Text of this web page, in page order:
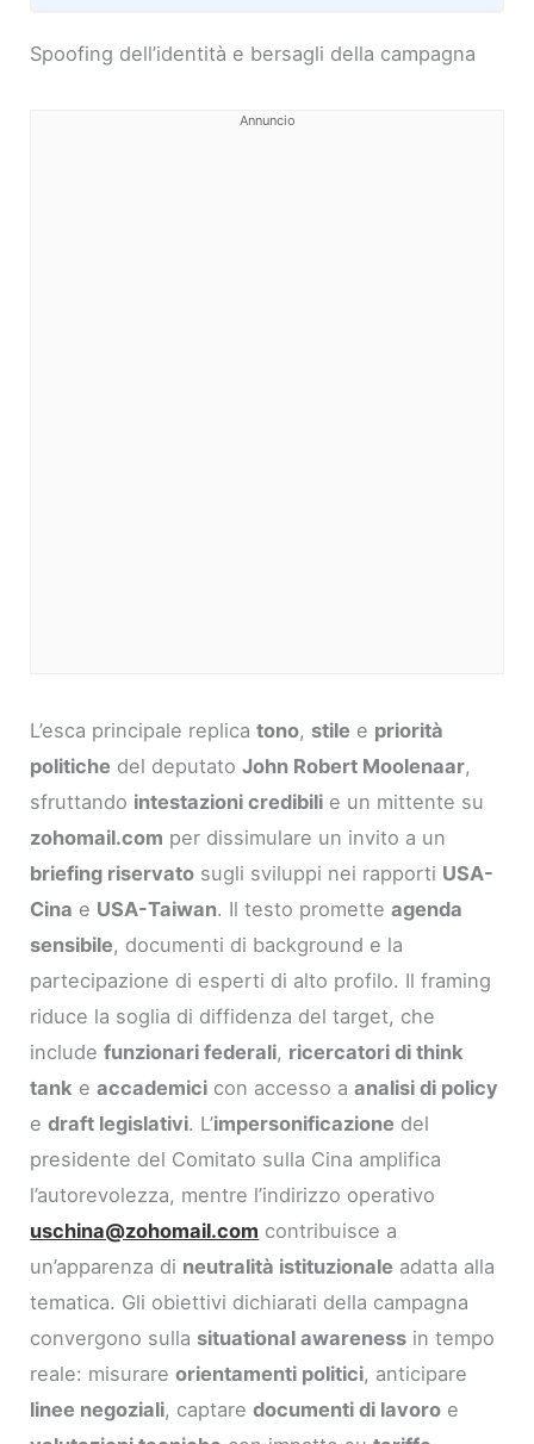
Spoofing dell’identità e bersagli della campagna
Annuncio
L’esca principale replicatono, stile e priorità
politiche del deputatoJohn Robert Moolenaar,
sfruttando intestazioni credibili e un mittente su
zohomail.com per dissimulare un invito a un
briefing riservato sugli sviluppi nei rapporti USA-
Cina e USA-Taiwan. Il testo prometteagenda
sensibile, documenti di background e la
partecipazione di esperti di alto profilo. Il framing
riduce la soglia di diffidenza del target, che
includefunzionari federali, ricercatori di think
tank eaccademici con accesso aanalisi di policy
edraft legislativi. L’impersonificazione del
presidente del Comitato sulla Cina amplifica
l’autorevolezza, mentre l’indirizzo operativo
uschina@zohomail.com contribuisce a
un’apparenza di neutralità istituzionale adatta alla
tematica. Gli obiettivi dichiarati della campagna
convergono sulla situational awareness in tempo
reale: misurareorientamenti politici, anticipare
linee negoziali, captaredocumenti di lavoro e